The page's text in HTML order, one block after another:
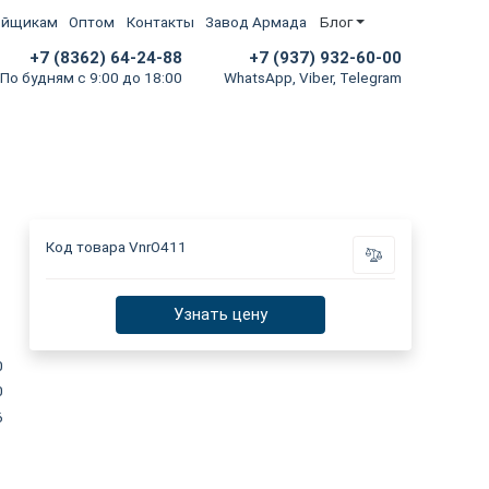
Оптом Контакты Завод Армада Блог
+7 (8362) 64-24-88
По будням с 9:00 до 18:00
+7 (937) 932-60-00
WhatsApp, Viber, Telegram
Код товара VnrO411
Узнать цену